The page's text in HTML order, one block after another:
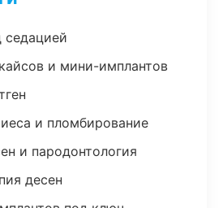
седацией
и мини-имплантов
и пломбирование
и пародонтология
десен